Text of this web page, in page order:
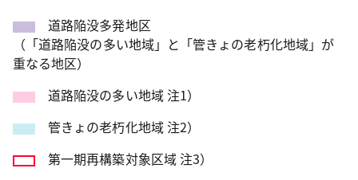
道路陥没多発地区
（「道路陥没の多い地域」と「管きょの老朽化地域」が
重なる地区）
道路陥没の多い地域 注1）
管きょの老朽化地域 注2）
第一期再構築対象区域 注3）